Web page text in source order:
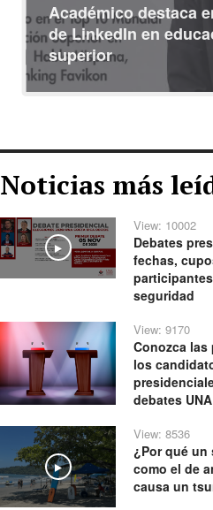
Académico destaca
de LinkedIn en
superior
Noticias más
Play
View: 10002
Debates
fechas,
seguridad
View: 9170
Conozca
los
debates UNA
Play
View: 8536
¿Por qué un
como el de
causa un